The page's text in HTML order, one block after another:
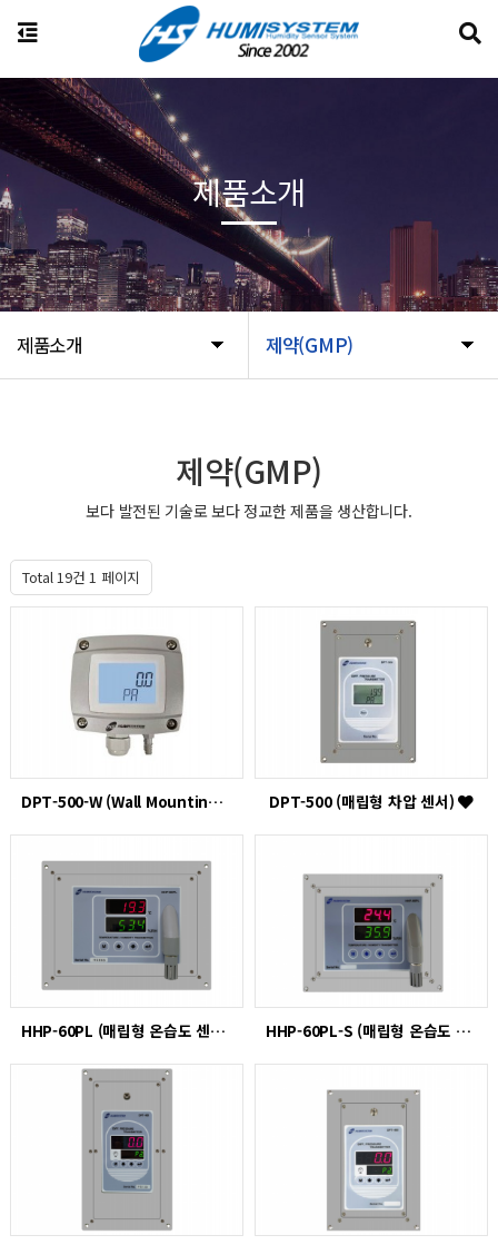
제품소개 제약(GMP)
제품소개
제약(GMP)
보다 발전된 기술로 보다 정교한 제품을 생산합니다.
Total 19건 1 페이지
DPT-500-W (Wall Mounting) DPT-500 (매립형 차압 센서)
HHP-60PL (매립형 온습도 센서) HHP-60PL-S (매립형 온습도 센서)